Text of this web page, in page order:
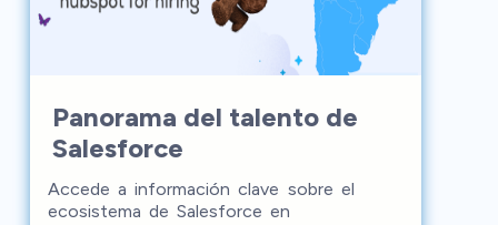
Panorama del talento de
Salesforce
Accede a información clave sobre el
ecosistema de Salesforce en